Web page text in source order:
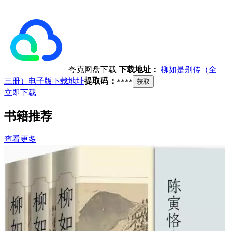
夸克网盘下载 下载地址： 柳如是别传（全
三册）电子版下载地址提取码： **** 获取
立即下载
书籍推荐
查看更多